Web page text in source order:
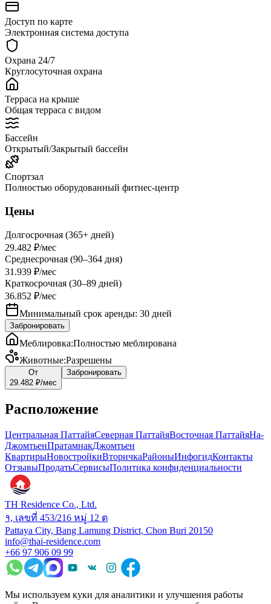
Доступ по карте
Электронная система доступа
Охрана 24/7
Круглосуточная охрана
Терраса на крыше
Общая терраса с видом
Бассейн
Открытый/Закрытый бассейн
Спортзал
Полностью оборудованный фитнес-центр
Цены
Долгосрочная (365+ дней)
29.482 ₽/мес
Среднесрочная (90–364 дня)
31.939 ₽/мес
Краткосрочная (30–89 дней)
36.852 ₽/мес
Минимальный срок аренды: 30 дней
Забронировать
Меблировка:Полностью меблирована
Животные:Разрешены
От
29.482 ₽/мес
Забронировать
Расположение
Центральная ПаттайяСеверная ПаттайяВосточная ПаттайяНа-
ДжомтьенПратамнакДжомтьен
КвартирыНовостройкиВторичкаРайоныИнфогидКонтакты
ОтзывыПродатьСервисыПолитика конфиденциальности
TH Residence Co., Ltd.
१, เลขที่ 453/216 หมู่ 12 ต
Pattaya City, Bang Lamung District, Chon Buri 20150
info@thai-residence.com
+66 97 906 09 99
Мы используем куки для аналитики и улучшения работы